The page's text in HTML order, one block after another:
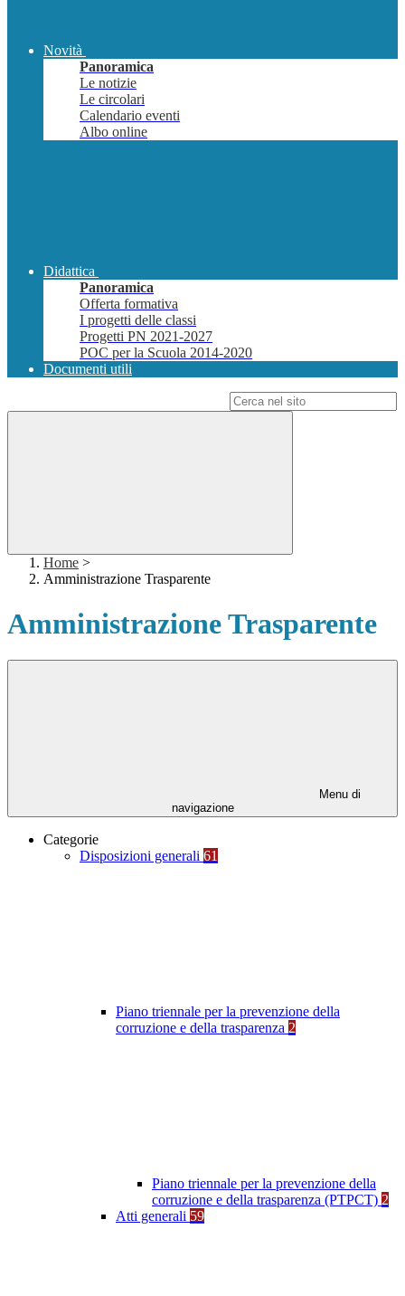
Novità
Panoramica
Le notizie
Le circolari
Calendario eventi
Albo online
Didattica
Panoramica
Offerta formativa
I progetti delle classi
Progetti PN 2021-2027
POC per la Scuola 2014-2020
Documenti utili
Home >
Amministrazione Trasparente
Amministrazione Trasparente
Menu di
navigazione
Categorie
Disposizioni generali 61
Piano triennale per la prevenzione della
corruzione e della trasparenza 2
Piano triennale per la prevenzione della
corruzione e della trasparenza (PTPCT) 2
Atti generali 59